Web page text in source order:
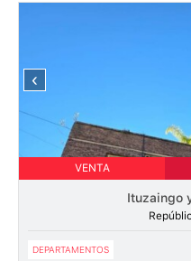
‹
VENTA
Ituzaingo
DEPARTAMENTOS